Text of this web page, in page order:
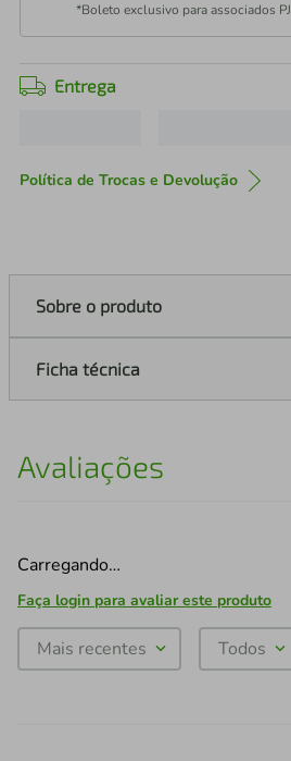
*Boleto exclusivo para associados PJ
Entrega
Política de Trocas e Devolução
Sobre o produto
Ficha técnica
Avaliações
Carregando…
Faça login para avaliar este produto
Mais recentes Todos